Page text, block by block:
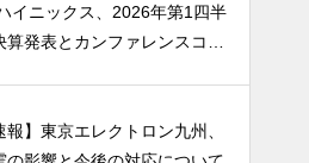
イニックス、2026年第1四半
算発表とカンファレンスコー
報】東京エレクトロン九州、